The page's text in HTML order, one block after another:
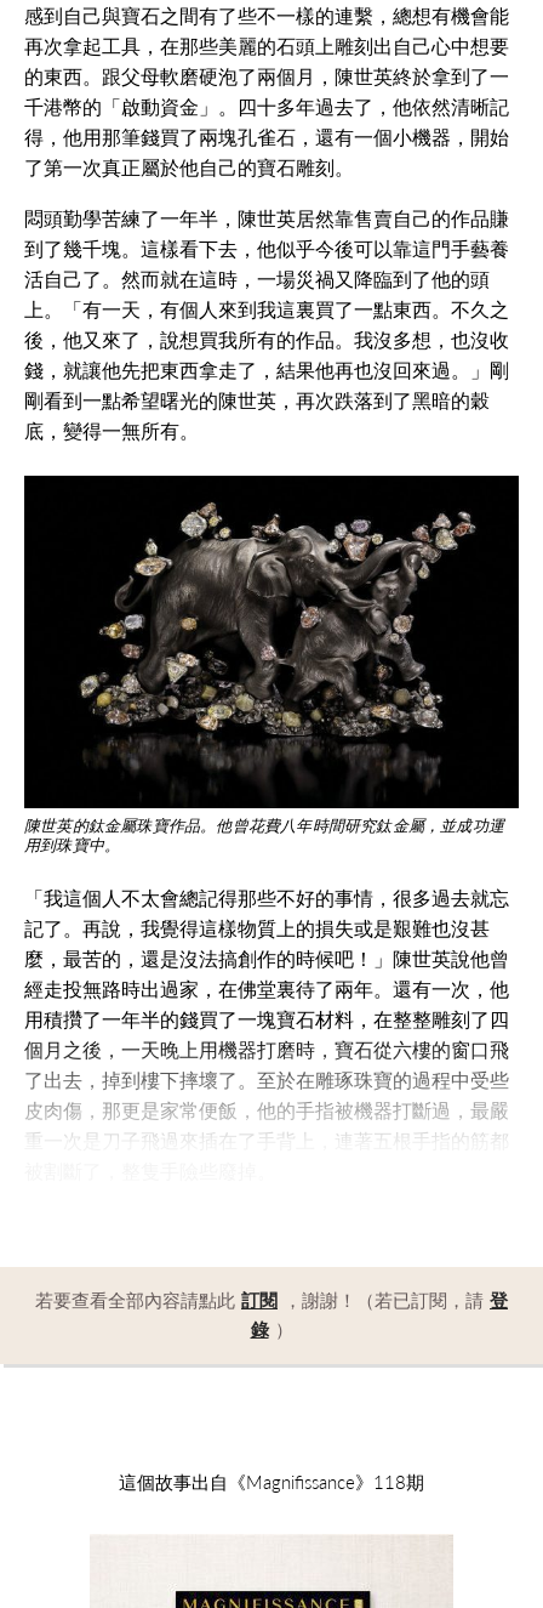
感到自己與寶石之間有了些不一樣的連繫，總想有機會能
再次拿起工具，在那些美麗的石頭上雕刻出自己心中想要
的東西。跟父母軟磨硬泡了兩個月，陳世英終於拿到了一
千港幣的「啟動資金」。四十多年過去了，他依然清晰記
得，他用那筆錢買了兩塊孔雀石，還有一個小機器，開始
了第一次真正屬於他自己的寶石雕刻。
悶頭勤學苦練了一年半，陳世英居然靠售賣自己的作品賺
到了幾千塊。這樣看下去，他似乎今後可以靠這門手藝養
活自己了。然而就在這時，一場災禍又降臨到了他的頭
上。「有一天，有個人來到我這裏買了一點東西。不久之
後，他又來了，說想買我所有的作品。我沒多想，也沒收
錢，就讓他先把東西拿走了，結果他再也沒回來過。」剛
剛看到一點希望曙光的陳世英，再次跌落到了黑暗的穀
底，變得一無所有。
陳世英的鈦金屬珠寶作品。他曾花費八年時間研究鈦金屬，並成功運
用到珠寶中。
「我這個人不太會總記得那些不好的事情，很多過去就忘
記了。再說，我覺得這樣物質上的損失或是艱難也沒甚
麼，最苦的，還是沒法搞創作的時候吧！」陳世英說他曾
經走投無路時出過家，在佛堂裏待了兩年。還有一次，他
用積攢了一年半的錢買了一塊寶石材料，在整整雕刻了四
個月之後，一天晚上用機器打磨時，寶石從六樓的窗口飛
了出去，掉到樓下摔壞了。至於在雕琢珠寶的過程中受些
皮肉傷，那更是家常便飯，他的手指被機器打斷過，最嚴
重一次是刀子飛過來插在了手背上，連著五根手指的筋都
若要查看全部內容請點此 訂閱 ，謝謝！（若已訂閱，請 登
錄 ）
這個故事出自《Magnifissance》118期